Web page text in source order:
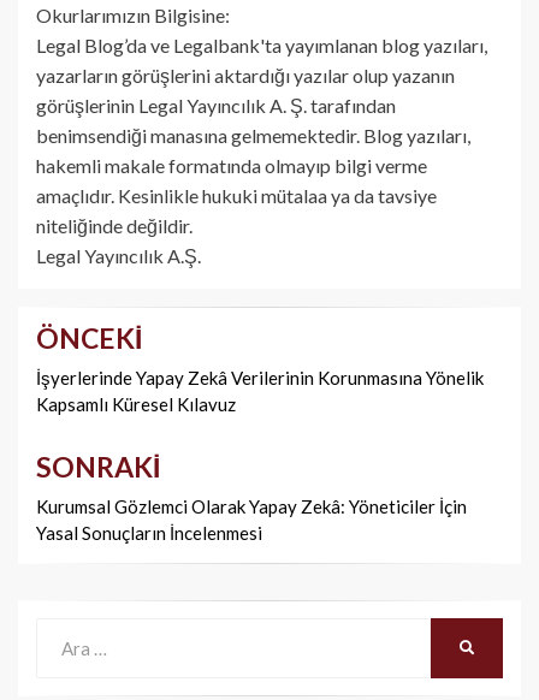
Okurlarımızın Bilgisine:
Legal Blog’da ve Legalbank'ta yayımlanan blog yazıları,
yazarların görüşlerini aktardığı yazılar olup yazanın
görüşlerinin Legal Yayıncılık A. Ş. tarafından
benimsendiği manasına gelmemektedir. Blog yazıları,
hakemli makale formatında olmayıp bilgi verme
amaçlıdır. Kesinlikle hukuki mütalaa ya da tavsiye
niteliğinde değildir.
Legal Yayıncılık A.Ş.
Yazı
dolaşımı
ÖNCEKI
İşyerlerinde Yapay Zekâ Verilerinin Korunmasına Yönelik
Kapsamlı Küresel Kılavuz
SONRAKI
Kurumsal Gözlemci Olarak Yapay Zekâ: Yöneticiler İçin
Yasal Sonuçların İncelenmesi